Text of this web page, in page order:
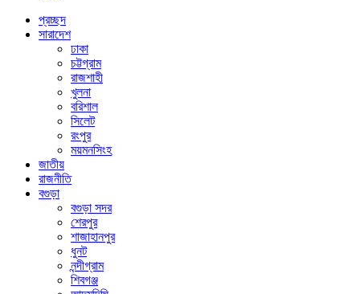
প্রচ্ছদ
সারাদেশ
ঢাকা
চট্টগ্রাম
রাজশাহী
খুলনা
বরিশাল
সিলেট
রংপুর
ময়মনসিংহ
জাতীয়
রাজনীতি
বগুড়া
বগুড়া সদর
শেরপুর
শাজাহানপুর
ধুনট
নন্দীগ্রাম
শিবগঞ্জ